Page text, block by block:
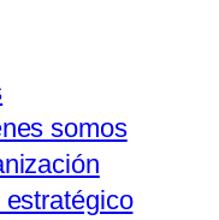
somos
estratégico